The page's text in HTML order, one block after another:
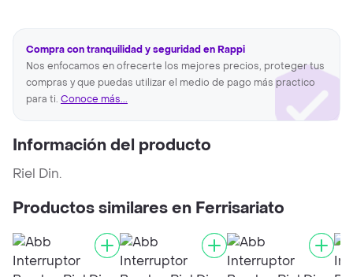
Compra con tranquilidad y seguridad en Rappi
Nos enfocamos en ofrecerte los mejores precios, proteger tus
compras y que puedas utilizar el medio de pago más practico
para ti. Conoce más...
Información del producto
Riel Din.
Productos similares en Ferrisariato